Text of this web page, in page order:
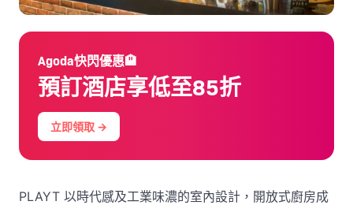
Agoda快閃優惠🏨
預訂酒店享低至85折
立即領取 →
PLAYT 以時代感及工業味濃的室內設計，開放式廚房成